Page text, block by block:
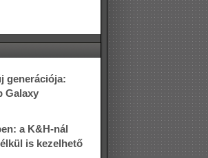
generációja:
Galaxy
a K&H-nál
is kezelhető